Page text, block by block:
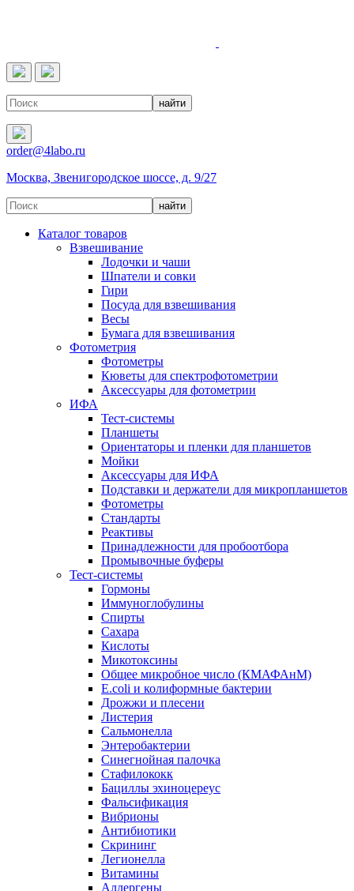
order@4labo.ru
Москва, Звенигородское шоссе, д. 9/27
Каталог товаров
Взвешивание
Лодочки и чаши
Шпатели и совки
Гири
Посуда для взвешивания
Весы
Бумага для взвешивания
Фотометрия
Фотометры
Кюветы для спектрофотометрии
Аксессуары для фотометрии
ИФА
Тест-системы
Планшеты
Ориентаторы и пленки для планшетов
Мойки
Аксессуары для ИФА
Подставки и держатели для микропланшетов
Фотометры
Стандарты
Реактивы
Принадлежности для пробоотбора
Промывочные буферы
Тест-системы
Гормоны
Иммуноглобулины
Спирты
Сахара
Кислоты
Микотоксины
Общее микробное число (КМАФАнМ)
E.coli и колиформные бактерии
Дрожжи и плесени
Листерия
Сальмонелла
Энтеробактерии
Синегнойная палочка
Стафилококк
Бациллы эхиноцереус
Фальсификация
Вибрионы
Антибиотики
Скрининг
Легионелла
Витамины
Аллергены